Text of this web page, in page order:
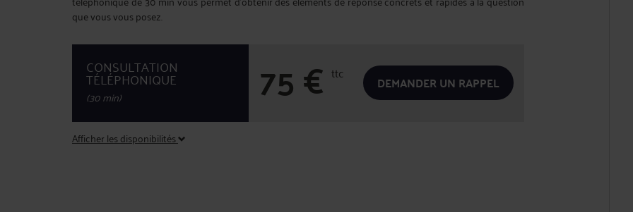
que vous vous posez.
CONSULTATION
TÉLÉPHONIQUE
(30 min) 75€ ttc
DEMANDER UN RAPPEL
Afficher les disponibilités